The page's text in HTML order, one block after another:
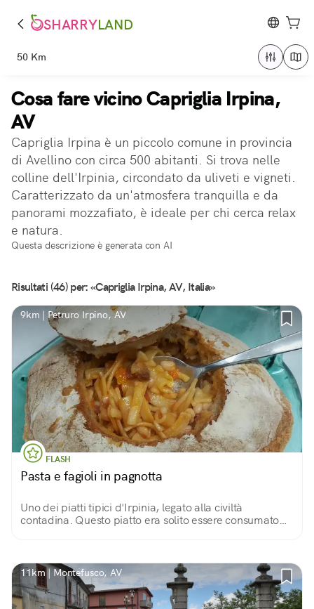
SHARRYLAND
50 Km
Cosa fare vicino Capriglia Irpina,
AV
Capriglia Irpina è un piccolo comune in provincia
di Avellino con circa 500 abitanti. Si trova nelle
colline dell'Irpinia, circondato da uliveti e vigneti.
Caratterizzato da un'atmosfera tranquilla e da
panorami mozzafiato, è ideale per chi cerca relax
e natura.
Questa descrizione è generata con AI
Risultati (46) per: «Capriglia Irpina, AV, Italia»
9km | Petruro Irpino, AV
FLASH
Pasta e fagioli in pagnotta
Uno dei piatti tipici d'Irpinia, legato alla civiltà
contadina. Questo piatto era solito essere consumato
11km | Montefusco, AV